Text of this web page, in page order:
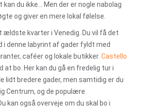
du ikke… Men der er nogle nabolag
og giver en mere lokal følelse.
ældste kvarter i Venedig. Du vil få det
i denne labyrint af gader fyldt med
caféer og lokale butikker. Castello
at bo. Her kan du gå en fredelig tur i
lidt bredere gader, men samtidig er du
Centrum, og de populære
kan også overveje om du skal bo i